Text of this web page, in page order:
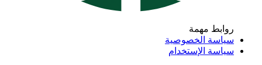
روابط مهمة
سياسة الخصوصية
سياسة الإستخدام